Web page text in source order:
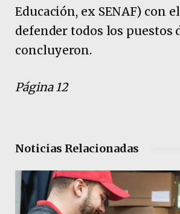
Educación, ex SENAF) con
defender todos los puestos
concluyeron.
Página 12
Noticias Relacionadas